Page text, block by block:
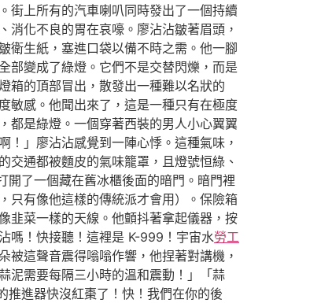
街上所有的汽車喇叭同時發出了一個持續
化不良的胃在哀嚎。廖沾沾皺著眉頭，
衛生紙，塞進口袋以備不時之需。他一腳
部變成了綠燈。它們不是交替閃爍，而是
箱的頂部冒出，散發出一種難以名狀的
敏感。他聞出來了，這是一種只有在極度
都是綠燈。一個穿著西裝的男人小心翼翼
」廖沾沾感覺到一陣心悸。這種氣味，
通都被麵皮的氣味籠罩，且燈號恒綠、
了一個藏在舊冰櫃後面的暗門。暗門裡
只有像他這樣的傳統派才會用）。保險箱
韭菜一樣的天線。他顫抖著拿起儀器，按
嗎！快接聽！這裡是 K-999！宇宙水勞工
這聲音震得嗡嗡作響，他捏著對講機，
泥需要每隔三小時的溫和震動！」「蒜
進器快沒紅棗了！快！我們在你的後